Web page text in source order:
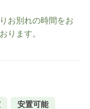
お別れの時間をお
ります。
安置可能